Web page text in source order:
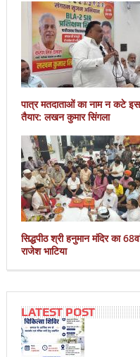
पात्र मतदाताओं का नाम न कटे
तैयार: लखन कुमार सिंगला
सिद्धपीठ श्री हनुमान मंदिर का
राजेश भाटिया
LATEST POST